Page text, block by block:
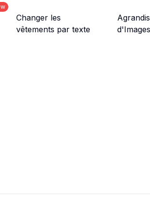
Changer les
vêtements par texte